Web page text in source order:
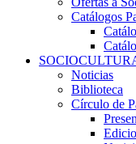
Catálogos
Noticias
Biblioteca
Círculo de